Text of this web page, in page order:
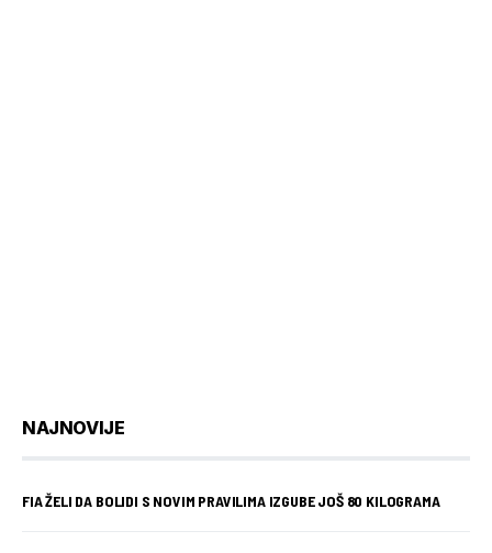
NAJNOVIJE
FIA ŽELI DA BOLIDI S NOVIM PRAVILIMA IZGUBE JOŠ 80 KILOGRAMA